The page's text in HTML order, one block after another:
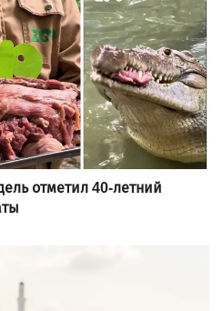
отметил 40-летний